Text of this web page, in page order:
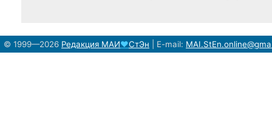
© 1999—2026 Редакция МАИ♥СтЭн E-mail: